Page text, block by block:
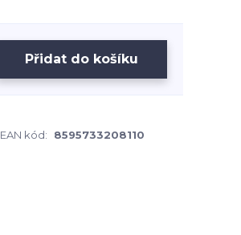
Přidat do košíku
EAN kód: 8595733208110